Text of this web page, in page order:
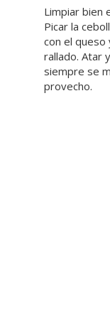
Limpiar bien
Picar la
con el queso
rallado. Atar
siempre se
provecho.